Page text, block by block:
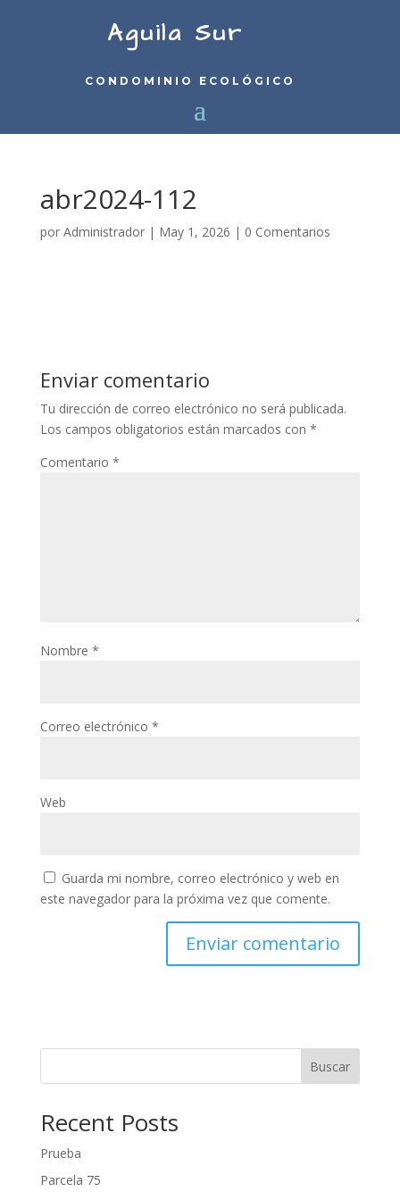
Aguila Sur
CONDOMINIO ECOLÓGICO
abr2024-112
por Administrador| May 1, 2026 | 0 Comentarios
Enviar comentario
Tu dirección de correo electrónico no será publicada.
Los campos obligatorios están marcados con *
Comentario *
Nombre *
Correo electrónico *
Web
Guarda mi nombre, correo electrónico y web en
este navegador para la próxima vez que comente.
Buscar
Recent Posts
Prueba
Parcela 75